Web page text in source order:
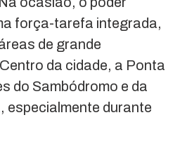
força-tarefa integrada,
de grande
da cidade, a Ponta
do Sambódromo e da
especialmente durante